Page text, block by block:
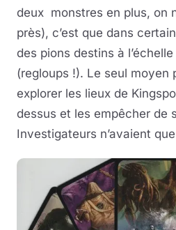
deux monstres en plus, on
près), c’est que dans
des pions destins à
(regloups !). Le seul moyen
explorer les lieux de
dessus et les empêcher de
Investigateurs n’avaient